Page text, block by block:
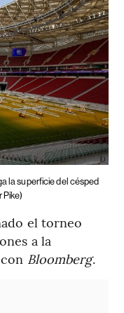
la superficie del césped
Pike)
el torneo
a la
Bloomberg.